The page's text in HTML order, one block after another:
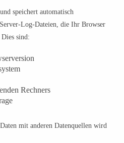
speichert automatisch
Log-Dateien, die Ihr Browser
sind:
Rechners
mit anderen Datenquellen wird